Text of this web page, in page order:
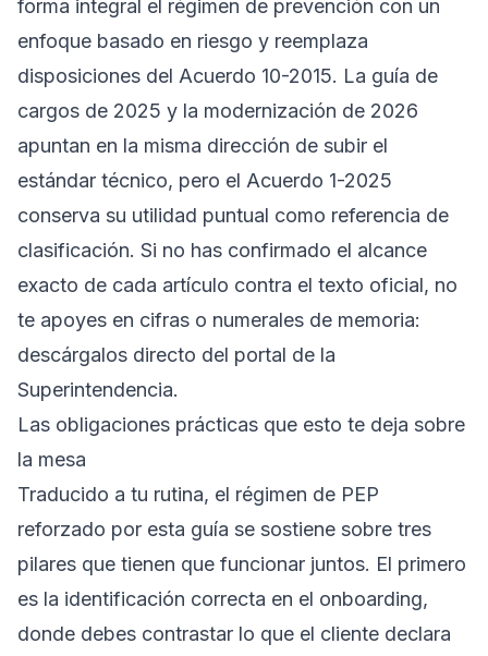
forma integral el régimen de prevención con un
enfoque basado en riesgo y reemplaza
disposiciones del Acuerdo 10-2015. La guía de
cargos de 2025 y la modernización de 2026
apuntan en la misma dirección de subir el
estándar técnico, pero el Acuerdo 1-2025
conserva su utilidad puntual como referencia de
clasificación. Si no has confirmado el alcance
exacto de cada artículo contra el texto oficial, no
te apoyes en cifras o numerales de memoria:
descárgalos directo del portal de la
Superintendencia.
Las obligaciones prácticas que esto te deja sobre
la mesa
Traducido a tu rutina, el régimen de PEP
reforzado por esta guía se sostiene sobre tres
pilares que tienen que funcionar juntos. El primero
es la identificación correcta en el onboarding,
donde debes contrastar lo que el cliente declara